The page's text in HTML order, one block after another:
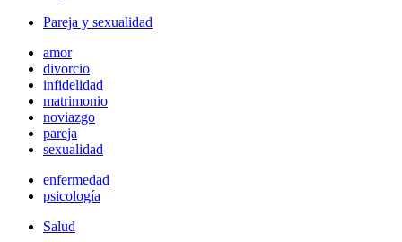
Pareja y sexualidad
amor
divorcio
infidelidad
matrimonio
noviazgo
pareja
sexualidad
enfermedad
psicología
Salud